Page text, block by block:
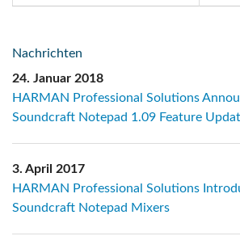
Nachrichten
24. Januar 2018
HARMAN Professional Solutions
Soundcraft Notepad 1.09 Feature
3. April 2017
HARMAN Professional Solutions
Soundcraft Notepad Mixers